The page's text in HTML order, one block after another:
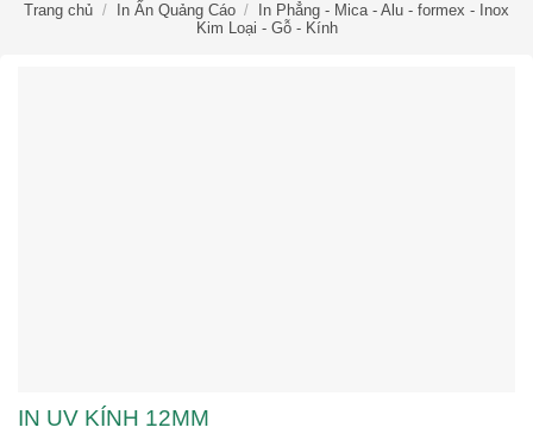
Trang chủ / In Ấn Quảng Cáo /
In Phẳng - Mica - Alu - formex - Inox
Kim Loại - Gỗ - Kính
IN UV KÍNH 12MM